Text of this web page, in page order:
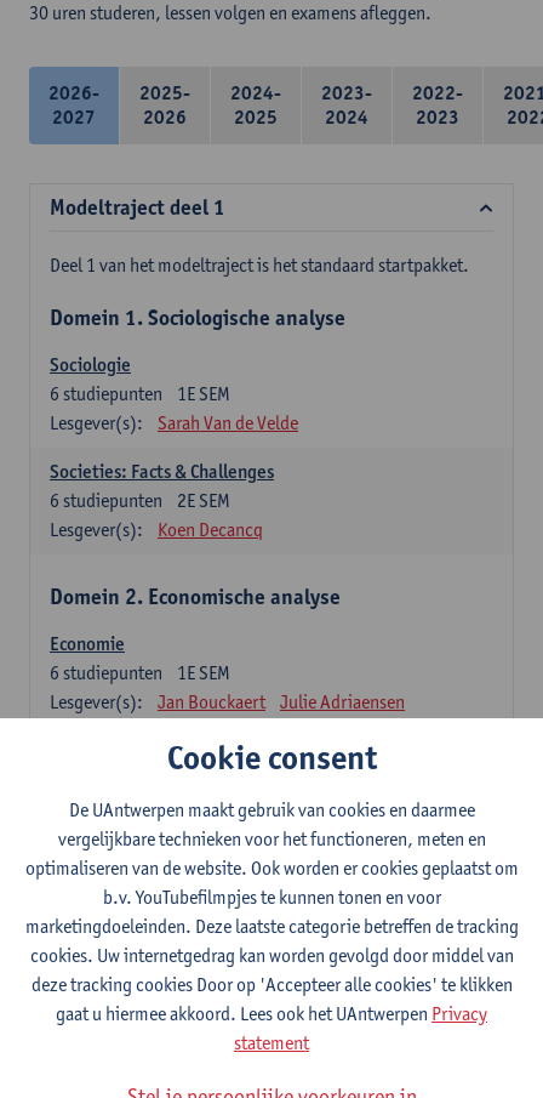
30 uren studeren, lessen volgen en examens afleggen.
2026-
2027
2025-
2026
2024-
2025
2023-
2024
2022-
2023
Modeltraject deel 1
Deel 1 van het modeltraject is het standaard startpakket.
Domein 1. Sociologische analyse
Sociologie
1E SEM
6 studiepunten
Lesgever(s):
Sarah Van de Velde
Societies: Facts & Challenges
2E SEM
6 studiepunten
Lesgever(s):
Koen Decancq
Domein 2. Economische analyse
Economie
1E SEM
6 studiepunten
Lesgever(s):
Jan Bouckaert Julie Adriaensen
Domein 3. Bedrijfseconomie
Accountancy
1E/2E SEM
6studiepunten
Lesgever(s):
Tom Van Caneghem Christine Lippens
Domein 6. Kwantitatieve methoden
Beschrijvende statistiek en kansrekenen
2E SEM
3studiepunten
Stephan Van der Veeken
Cookie consent
De UAntwerpen maakt gebruik van cookies en daarmee
vergelijkbare technieken voor het functioneren, meten en
optimaliseren van de website. Ook worden er cookies geplaatst om
b.v. YouTubefilmpjes te kunnen tonen en voor
marketingdoeleinden. Deze laatste categorie betreffen de tracking
cookies. Uw internetgedrag kan worden gevolgd door middel van
deze tracking cookies Door op 'Accepteer alle cookies' te klikken
gaat u hiermee akkoord. Lees ook het UAntwerpen Privacy
statement